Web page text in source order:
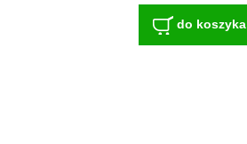
do koszyka